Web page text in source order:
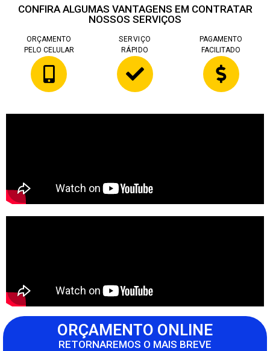
CONFIRA ALGUMAS VANTAGENS EM CONTRATAR
NOSSOS SERVIÇOS
ORÇAMENTO
PELO CELULAR
SERVIÇO
RÁPIDO
PAGAMENTO
FACILITADO
ORÇAMENTO ONLINE
RETORNAREMOS O MAIS BREVE